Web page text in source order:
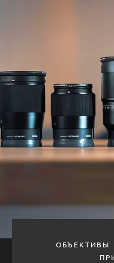
ОБЪЕКТИВЫ